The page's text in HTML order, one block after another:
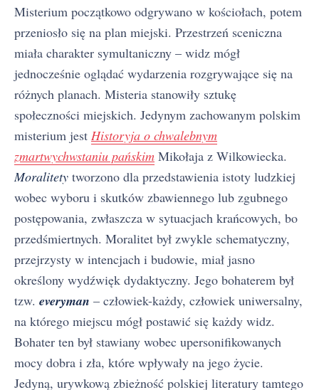
Misterium początkowo odgrywano w kościołach, potem
przeniosło się na plan miejski. Przestrzeń sceniczna
miała charakter symultaniczny – widz mógł
jednocześnie oglądać wydarzenia rozgrywające się na
różnych planach. Misteria stanowiły sztukę
społeczności miejskich. Jedynym zachowanym polskim
misterium jest Historyja o chwalebnym
zmartwychwstaniu pańskim Mikołaja z Wilkowiecka.
Moralitety tworzono dla przedstawienia istoty ludzkiej
wobec wyboru i skutków zbawiennego lub zgubnego
postępowania, zwłaszcza w sytuacjach krańcowych, bo
przedśmiertnych. Moralitet był zwykle schematyczny,
przejrzysty w intencjach i budowie, miał jasno
określony wydźwięk dydaktyczny. Jego bohaterem był
tzw. everyman – człowiek-każdy, człowiek uniwersalny,
na którego miejscu mógł postawić się każdy widz.
Bohater ten był stawiany wobec upersonifikowanych
mocy dobra i zła, które wpływały na jego życie.
Jedyną, urywkową zbieżność polskiej literatury tamtego